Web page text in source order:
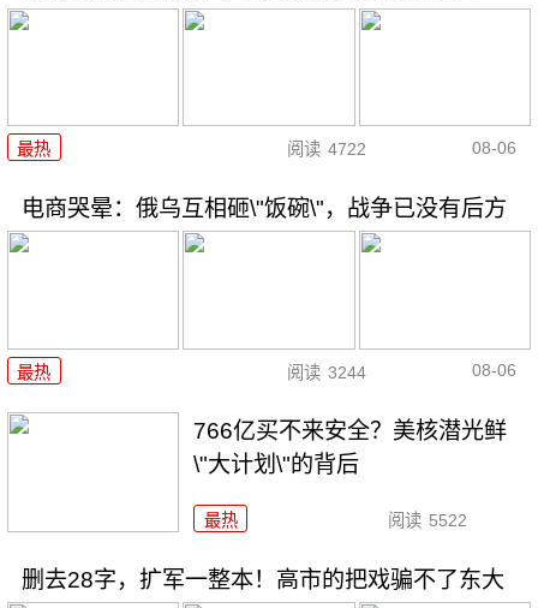
最热 阅读 4722 08-06
电商哭晕：俄乌互相砸\"饭碗\"，战争已没有后方
最热 阅读 3244 08-06
766亿买不来安全？美核潜光鲜
\"大计划\"的背后
最热 阅读 5522
删去28字，扩军一整本！高市的把戏骗不了东大